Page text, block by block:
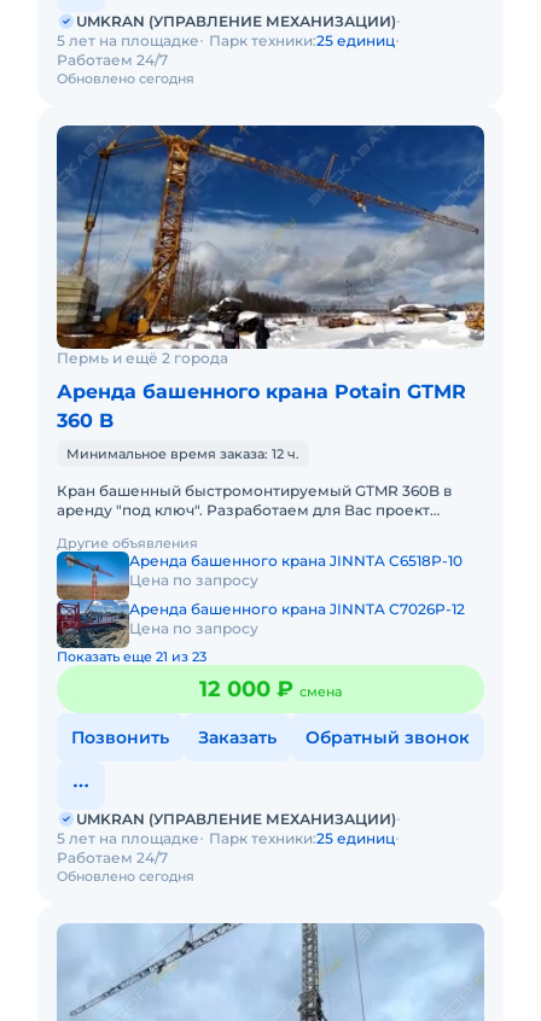
Обновлено сегодня
UMKRAN (УПРАВЛЕНИЕ МЕХАНИЗАЦИИ)
5 лет на площадке
Парк техники:25 единиц
Работаем 24/7
Пермь и ещё 2 города
Аренда башенного крана Potain GTMR
360 B
Минимальное время заказа: 12 ч.
Кран башенный быстромонтируемый GTMR 360B в
аренду "под ключ". Разработаем для Вас проект
кран на объект, смо
Другие объявления
Аренда башенного крана JINNTA C6518P-10
Цена по запросу
Аренда башенного крана JINNTA C7026P-12
Цена по запросу
Показать еще 21 из 23
12 000 ₽ смена
Позвонить Заказать Обратный звонок
Обновлено сегодня
UMKRAN (УПРАВЛЕНИЕ МЕХАНИЗАЦИИ)
5 лет на площадке
Парк техники:25 единиц
Работаем 24/7